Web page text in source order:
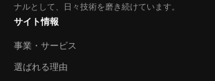
ナルとして、日々技術を磨き続けています。
サイト情報
事業・サービス
選ばれる理由